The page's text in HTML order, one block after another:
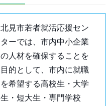
北見市若者就活応援セン
ターでは、市内中小企業
の人材を確保することを
目的として、市内に就職
を希望する高校生・大学
生・短大生・専門学校